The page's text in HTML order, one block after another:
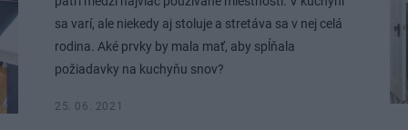
sa varí, ale niekedy aj stoluje a stretáva sa v nej celá
rodina. Aké prvky by mala mať, aby spĺňala
požiadavky na kuchyňu snov?
25. 06. 2021